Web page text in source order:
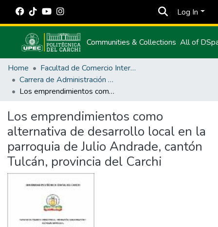
Log In
Communities & Collections All of
Home
Facultad de Comercio Internacional, Integración, Administración y Economía Empresarial
Carrera de Administración de Empresas y Marketing
Los emprendimientos como alternativa de desarrollo local en la parroquia de Julio Andrade, cantón Tulcán, provincia del Carchi
Los emprendimientos como
alternativa de desarrollo local en la
parroquia de Julio Andrade, cantón
Tulcán, provincia del Carchi